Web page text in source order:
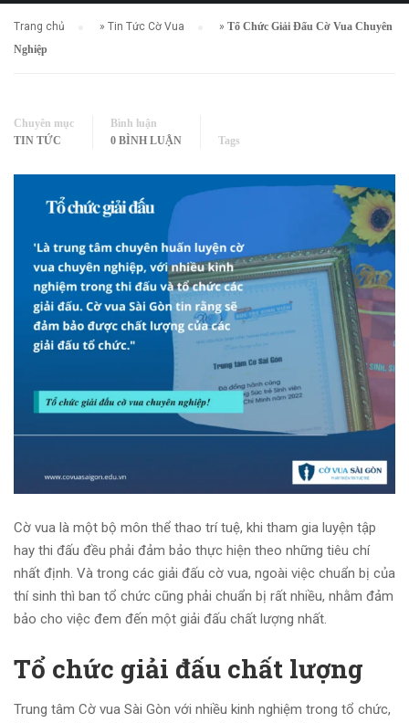
Trang chủ » Tin Tức Cờ Vua » Tổ Chức Giải Đấu Cờ Vua Chuyên
Nghiệp
Chuyên mục
TIN TỨC
Bình luận
0 BÌNH LUẬN
Tags
Cờ vua là một bộ môn thể thao trí tuệ, khi tham gia luyện tập
hay thi đấu đều phải đảm bảo thực hiện theo những tiêu chí
nhất định. Và trong các giải đấu cờ vua, ngoài việc chuẩn bị của
thí sinh thì ban tổ chức cũng phải chuẩn bị rất nhiều, nhằm đảm
bảo cho việc đem đến một giải đấu chất lượng nhất.
Tổ chức giải đấu chất lượng
Trung tâm Cờ vua Sài Gòn với nhiều kinh nghiệm trong tổ chức,